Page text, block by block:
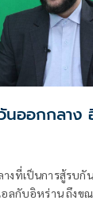
นออกกลาง
งที่เป็นการสู้รบกั
อลกับอิหร่าน ถึงข